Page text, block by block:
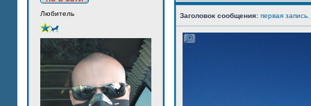
Любитель Заголовок сообщения: первая